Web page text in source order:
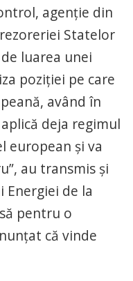
agenție din
Statelor
luarea unei
poziției pe care
având în
deja regimul
european și va
au transmis și
de la
pentru o
că vinde